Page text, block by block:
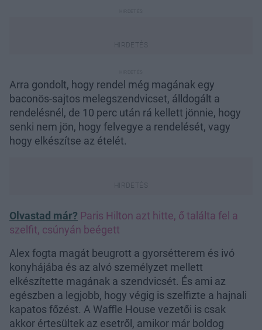
Arra gondolt, hogy rendel még magának egy
baconös-sajtos melegszendvicset, álldogált a
rendelésnél, de 10 perc után rá kellett jönnie, hogy
senki nem jön, hogy felvegye a rendelését, vagy
hogy elkészítse az ételét.
Olvastad már? Paris Hilton azt hitte, ő találta fel a
szelfit, csúnyán beégett
Alex fogta magát beugrott a gyorsétterem és ivó
konyhájába és az alvó személyzet mellett
elkészítette magának a szendvicsét. És ami az
egészben a legjobb, hogy végig is szelfizte a hajnali
kapatos főzést. A Waffle House vezetői is csak
akkor értesültek az esetről, amikor már boldog